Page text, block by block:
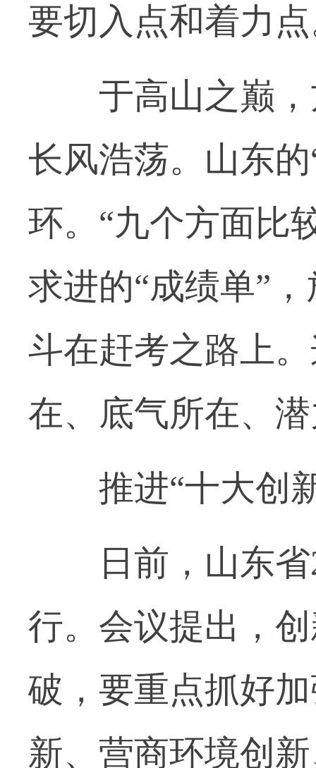
要切入点和着力
于高山之巅，
长风浩荡。山东
环。“九个方面比
求进的“成绩单”
斗在赶考之路上
在、底气所在、
推进“十大创新
日前，山东省
行。会议提出，
破，要重点抓好
新、营商环境创